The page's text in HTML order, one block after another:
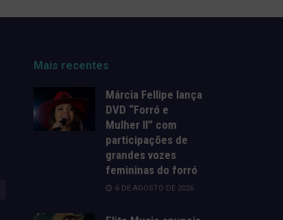
Mais recentes
Márcia Fellipe lança
DVD “Forró e
Mulher II” com
participações de
grandes vozes
femininas do forró
6 DE AGOSTO DE 2026